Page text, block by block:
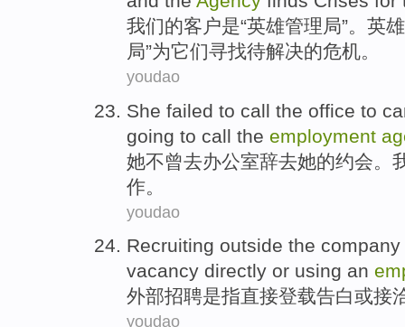
我们的客户是“英雄管理局”。 英雄
局”为它们寻找待解决的危机。
youdao
She failed to call the office to
going to call the employment
她不曾去办公室辞去她的约会 。
作。
youdao
Recruiting outside the company
vacancy directly or using an
外部招聘是指直接登载告白或接
youdao